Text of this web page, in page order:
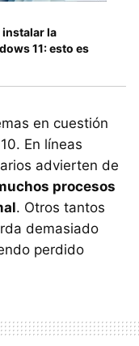
la
11: esto es
en cuestión
En líneas
advierten de
procesos
. Otros tantos
demasiado
perdido